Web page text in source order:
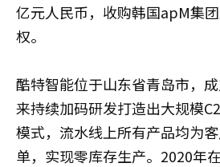
亿元人民币，收购韩国apM集
权。
酷特智能位于山东省青岛市，
来持续加码研发打造出大规模
模式，流水线上所有产品均为
单，实现零库存生产。2020年